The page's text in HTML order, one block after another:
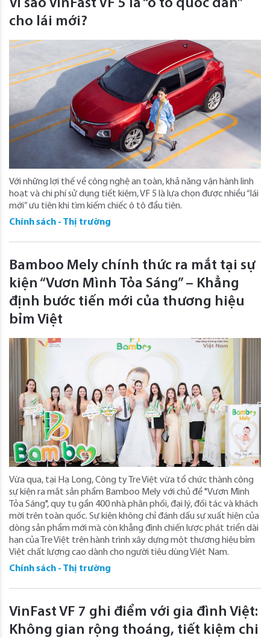
Vì sao VinFast VF 5 là “ô tô quốc dân”
cho lái mới?
Với những lợi thế về công nghệ an toàn, khả năng vận hành linh
hoạt và chi phí sử dụng tiết kiệm, VF 5 là lựa chọn được nhiều “lái
mới” ưu tiên khi tìm kiếm chiếc ô tô đầu tiên.
Chính sách - Thị trường
Bamboo Mely chính thức ra mắt tại sự
kiện “Vươn Mình Tỏa Sáng” – Khẳng
định bước tiến mới của thương hiệu
bỉm Việt
Vừa qua, tại Hạ Long, Công ty Tre Việt vừa tổ chức thành công
sự kiện ra mắt sản phẩm Bamboo Mely với chủ đề "Vươn Mình
Tỏa Sáng", quy tụ gần 400 nhà phân phối, đại lý, đối tác và khách
mời trên toàn quốc. Sự kiện không chỉ đánh dấu sự xuất hiện của
dòng sản phẩm mới mà còn khẳng định chiến lược phát triển dài
hạn của Tre Việt trên hành trình xây dựng một thương hiệu bỉm
Việt chất lượng cao dành cho người tiêu dùng Việt Nam.
Chính sách - Thị trường
VinFast VF 7 ghi điểm với gia đình Việt:
Không gian rộng thoáng, tiết kiệm chi